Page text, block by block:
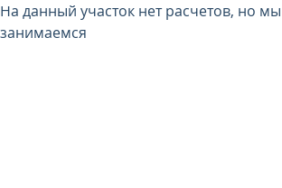
На данный участок нет расчетов, но
занимаемся